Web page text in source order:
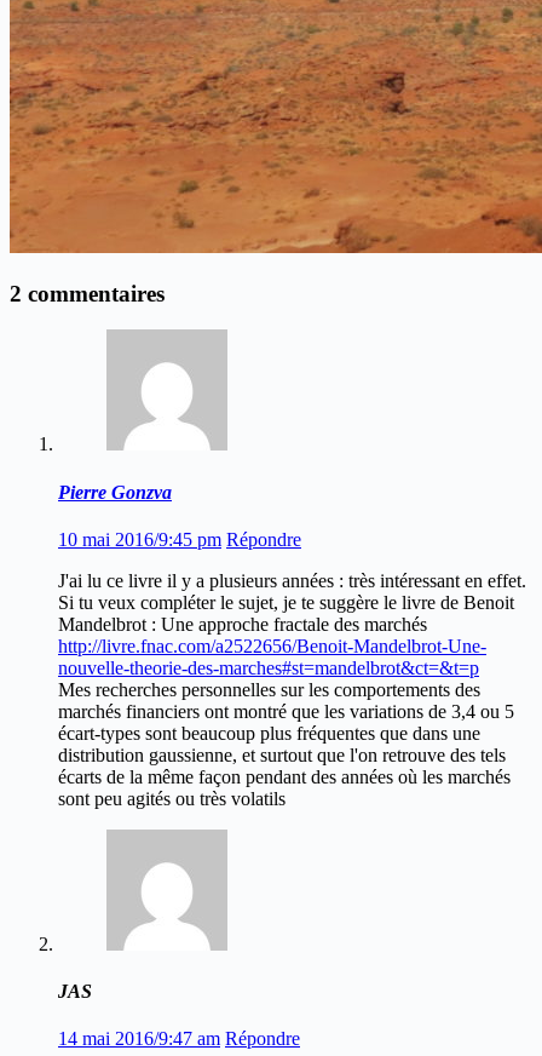
2 commentaires
Pierre Gonzva
10 mai 2016/9:45 pm Répondre
J'ai lu ce livre il y a plusieurs années : très intéressant en effet.
Si tu veux compléter le sujet, je te suggère le livre de Benoit
Mandelbrot : Une approche fractale des marchés
http://livre.fnac.com/a2522656/Benoit-Mandelbrot-Une-
nouvelle-theorie-des-marches#st=mandelbrot&ct=&t=p
Mes recherches personnelles sur les comportements des
marchés financiers ont montré que les variations de 3,4 ou 5
écart-types sont beaucoup plus fréquentes que dans une
distribution gaussienne, et surtout que l'on retrouve des tels
écarts de la même façon pendant des années où les marchés
sont peu agités ou très volatils
JAS
14 mai 2016/9:47 am Répondre